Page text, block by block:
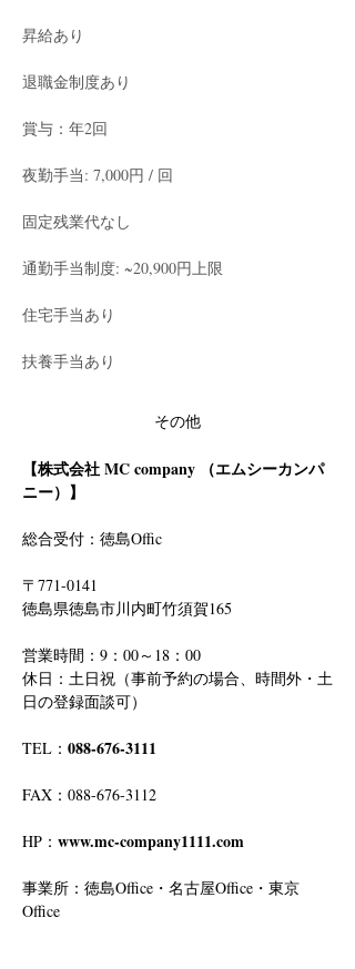
昇給あり
退職金制度あり
賞与：年2回
夜勤手当: 7,000円 / 回
固定残業代なし
通勤手当制度: ~20,900円上限
住宅手当あり
扶養手当あり
その他
【株式会社 MC company （エムシーカンパ
ニー）】
総合受付：徳島Offic
〒771-0141
徳島県徳島市川内町竹須賀165
営業時間：9：00～18：00
休日：土日祝（事前予約の場合、時間外・土
日の登録面談可）
TEL： 088-676-3111
FAX：088-676-3112
HP： www.mc-company1111.com
事業所：徳島Office・名古屋Office・東京
Office